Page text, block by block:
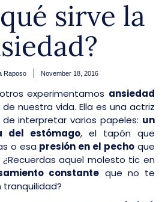
sirve la
Raposo November 18, 2016
experimentamos ansiedad
nuestra vida. Ella es una actriz
interpretar varios papeles: un
del estómago, el tapón que
o esa presión en el pecho que
aquel molesto tic en
constante que no te